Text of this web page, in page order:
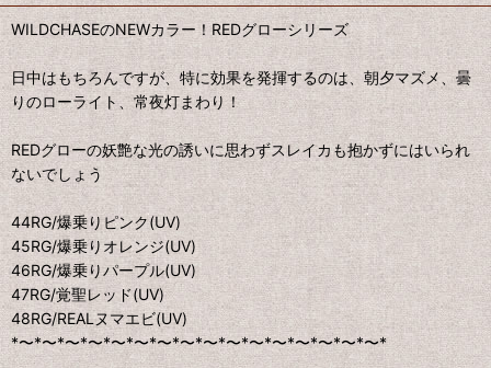
WILDCHASEのNEWカラー！REDグローシリーズ
日中はもちろんですが、特に効果を発揮するのは、朝夕マズメ、曇
りのローライト、常夜灯まわり！
REDグローの妖艶な光の誘いに思わずスレイカも抱かずにはいられ
ないでしょう
44RG/爆乗りピンク(UV)
45RG/爆乗りオレンジ(UV)
46RG/爆乗りパープル(UV)
47RG/覚聖レッド(UV)
48RG/REALヌマエビ(UV)
*〜*〜*〜*〜*〜*〜*〜*〜*〜*〜*〜*〜*〜*〜*〜*〜*